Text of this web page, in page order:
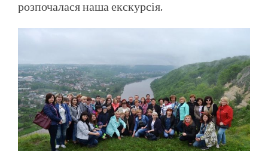
розпочалася наша екскурсія.